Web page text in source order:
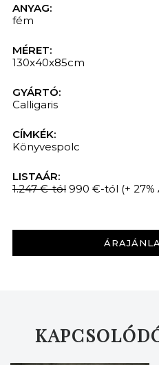
ANYAG:
fém
MÉRET:
130x40x85cm
GYÁRTÓ:
Calligaris
CÍMKÉK:
Könyvespolc
LISTAÁR:
1.247 €-tól 990 €-tól (+ 27%